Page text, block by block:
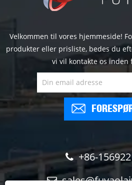
Velkommen til vores hjemmeside!
produkter eller prisliste, bedes du
vi vil kontakte os inden
+86-